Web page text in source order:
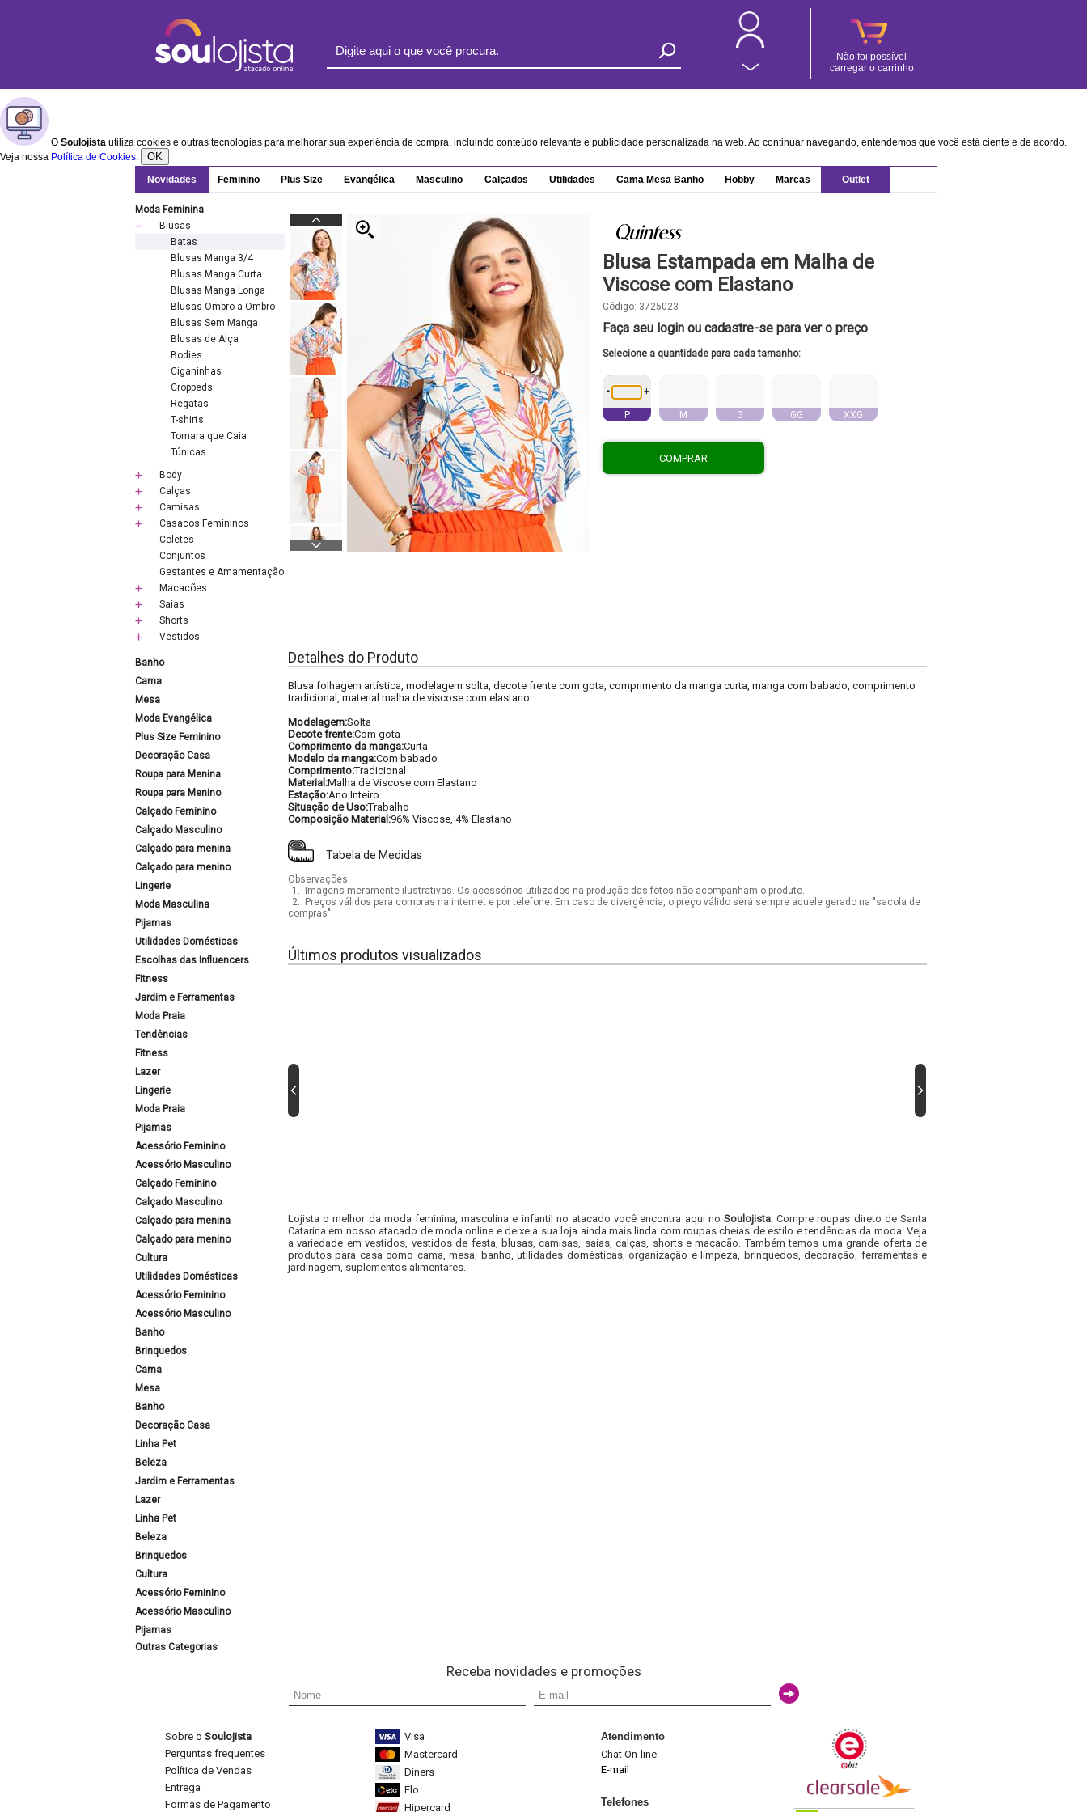
Não foi possível
carregar o carrinho
O Soulojista utiliza cookies e outras tecnologias para melhorar sua experiência de compra, incluindo conteúdo relevante e publicidade personalizada na web. Ao continuar navegando, entendemos que você está ciente e de acordo.
Veja nossa Política de Cookies. OK
Novidades Feminino Plus Size Evangélica Masculino Calçados Utilidades Cama Mesa Banho Hobby Marcas Outlet
Moda Feminina
Blusas
Batas
Blusas Manga 3/4
Blusas Manga Curta
Blusas Manga Longa
Blusas Ombro a Ombro
Blusas Sem Manga
Blusas de Alça
Bodies
Ciganinhas
Croppeds
Regatas
T-shirts
Tomara que Caia
Túnicas
Body
Calças
Camisas
Casacos Femininos
Coletes
Conjuntos
Gestantes e Amamentação
Macacões
Saias
Shorts
Vestidos
Banho
Cama
Mesa
Moda Evangélica
Plus Size Feminino
Decoração Casa
Roupa para Menina
Roupa para Menino
Calçado Feminino
Calçado Masculino
Calçado para menina
Calçado para menino
Lingerie
Moda Masculina
Pijamas
Utilidades Domésticas
Escolhas das Influencers
Fitness
Jardim e Ferramentas
Moda Praia
Tendências
Fitness
Lazer
Lingerie
Moda Praia
Pijamas
Acessório Feminino
Acessório Masculino
Calçado Feminino
Calçado Masculino
Calçado para menina
Calçado para menino
Cultura
Utilidades Domésticas
Acessório Feminino
Acessório Masculino
Banho
Brinquedos
Cama
Mesa
Banho
Decoração Casa
Linha Pet
Beleza
Jardim e Ferramentas
Lazer
Linha Pet
Beleza
Brinquedos
Cultura
Acessório Feminino
Acessório Masculino
Pijamas
Outras Categorias
Blusa Estampada em Malha de
Viscose com Elastano
Código: 3725023
Faça seu login ou cadastre-se para ver o preço
Selecione a quantidade para cada tamanho:
- +
P M G GG XXG
COMPRAR
Detalhes do Produto
Blusa folhagem artística, modelagem solta, decote frente com gota, comprimento da manga curta, manga com babado, comprimento
tradicional, material malha de viscose com elastano.
Modelagem:Solta
Decote frente:Com gota
Comprimento da manga:Curta
Modelo da manga:Com babado
Comprimento:Tradicional
Material:Malha de Viscose com Elastano
Estação:Ano Inteiro
Situação de Uso:Trabalho
Composição Material:96% Viscose, 4% Elastano
Tabela de Medidas
Observações:
1.
Imagens meramente ilustrativas. Os acessórios utilizados na produção das fotos não acompanham o produto.
2.
Preços válidos para compras na internet e por telefone. Em caso de divergência, o preço válido será sempre aquele gerado na "sacola de
compras".
Últimos produtos visualizados
Lojista o melhor da moda feminina, masculina e infantil no atacado você encontra aqui no Soulojista. Compre roupas direto de Santa
Catarina em nosso atacado de moda online e deixe a sua loja ainda mais linda com roupas cheias de estilo e tendências da moda. Veja
a variedade em vestidos, vestidos de festa, blusas, camisas, saias, calças, shorts e macacão. Também temos uma grande oferta de
produtos para casa como cama, mesa, banho, utilidades domésticas, organização e limpeza, brinquedos, decoração, ferramentas e
jardinagem, suplementos alimentares.
Receba novidades e promoções
Sobre o Soulojista
Perguntas frequentes
Política de Vendas
Entrega
Formas de Pagamento
Visa
Mastercard
Diners
Elo
Hipercard
Atendimento
Chat On-line
E-mail
Telefones